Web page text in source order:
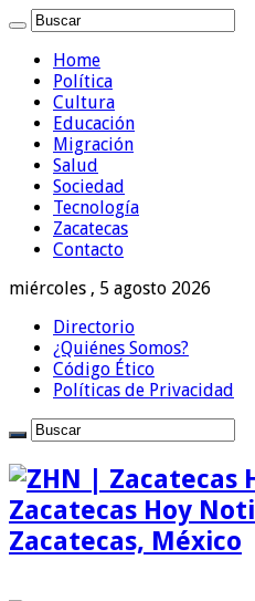
Home
Política
Cultura
Educación
Migración
Salud
Sociedad
Tecnología
Zacatecas
Contacto
miércoles , 5 agosto 2026
Directorio
¿Quiénes Somos?
Código Ético
Políticas de Privacidad
Zacatecas Hoy
Zacatecas, México